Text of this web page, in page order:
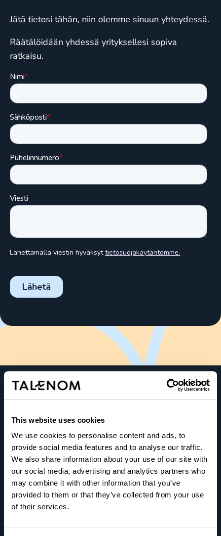
This website uses cookies
We use cookies to personalise content and ads, to
provide social media features and to analyse our traffic.
We also share information about your use of our site with
our social media, advertising and analytics partners who
may combine it with other information that you’ve
provided to them or that they’ve collected from your use
of their services.
Jätä tietosi tähän, niin olemme sinuun yhteydessä.
Räätälöidään yhdessä yrityksellesi sopiva
ratkaisu.
Talenom tarjoaa yrittäjille luotettavaa, selkeää ja oikea-
aikaista taloustietoa.
Ymmärrämme yrityksesi arjen, vastaamme tarpeisiisi ja
ennakoimme puolestasi, jotta päätöksenteko olisi
mahdollisimman helppoa.
Autamme yrittäjiä menestymään.